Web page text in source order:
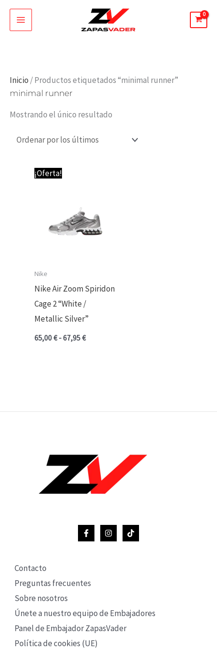
Inicio / Productos etiquetados “minimal runner”
minimal runner
Mostrando el único resultado
¡Oferta!
Nike
Nike Air Zoom Spiridon
Cage 2 “White /
Metallic Silver”
65,00€ -67,95€
hasta
67,95 €
Contacto
Preguntas frecuentes
Sobre nosotros
Únete a nuestro equipo de Embajadores
Panel de Embajador ZapasVader
Política de cookies (UE)